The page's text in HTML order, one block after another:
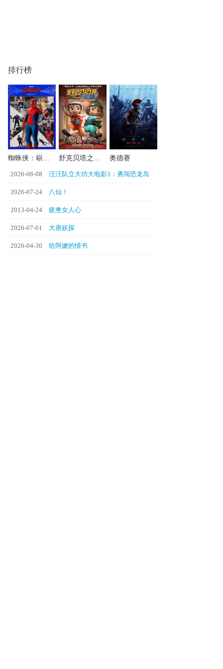
排行榜
蜘蛛侠：崭新之日 舒克贝塔之微缩人类 奥德赛
2026-08-08 汪汪队立大功大电影3：勇闯恐龙岛
2026-07-24 八仙！
2013-04-24 疲惫女人心
2026-07-01 大唐妖探
2026-04-30 给阿嬷的情书